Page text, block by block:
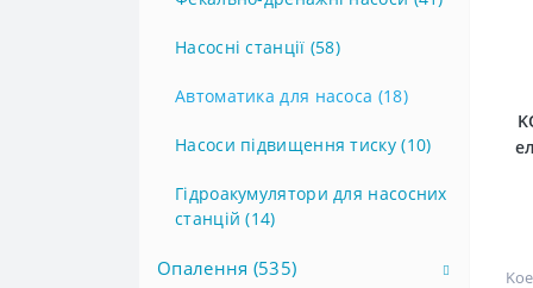
Насосні станції (58)
Автоматика для насоса (18)
Насоси підвищення тиску (10)
Гідроакумулятори для насосних
станцій (14)
Опалення (535)